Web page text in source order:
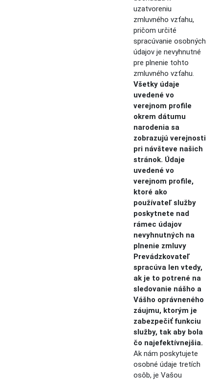
uzatvoreniu
zmluvného vzťahu,
pričom určité
spracúvanie osobných
údajov je nevyhnutné
pre plnenie tohto
zmluvného vzťahu.
Všetky údaje
uvedené vo
verejnom profile
okrem dátumu
narodenia sa
zobrazujú verejnosti
pri návšteve našich
stránok. Údaje
uvedené vo
verejnom profile,
ktoré ako
používateľ služby
poskytnete nad
rámec údajov
nevyhnutných na
plnenie zmluvy
Prevádzkovateľ
spracúva len vtedy,
ak je to potrené na
sledovanie nášho a
Vášho oprávneného
záujmu, ktorým je
zabezpečiť funkciu
služby, tak aby bola
čo najefektívnejšia.
Ak nám poskytujete
osobné údaje tretích
osôb, je Vašou